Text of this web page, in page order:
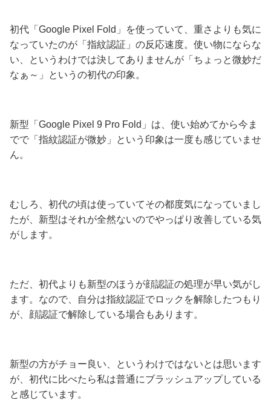
初代「Google Pixel Fold」を使っていて、重さよりも気に
なっていたのが「指紋認証」の反応速度。使い物にならな
い、というわけでは決してありませんが「ちょっと微妙だ
なぁ～」というの初代の印象。
新型「Google Pixel 9 Pro Fold」は、使い始めてから今ま
でで「指紋認証が微妙」という印象は一度も感じていませ
ん。
むしろ、初代の頃は使っていてその都度気になっていまし
たが、新型はそれが全然ないのでやっぱり改善している気
がします。
ただ、初代よりも新型のほうが顔認証の処理が早い気がし
ます。なので、自分は指紋認証でロックを解除したつもり
が、顔認証で解除している場合もあります。
新型の方がチョー良い、というわけではないとは思います
が、初代に比べたら私は普通にブラッシュアップしている
と感じています。